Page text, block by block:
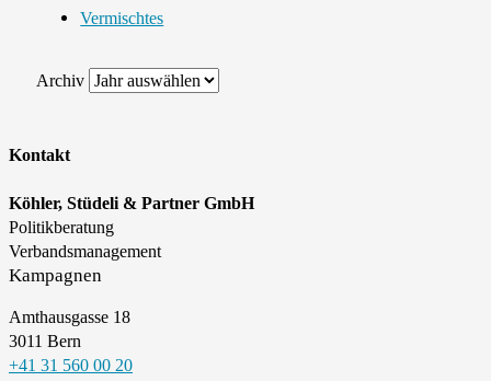
Vermischtes
Archiv
Kontakt
Köhler, Stüdeli & Partner GmbH
Politikberatung
Verbandsmanagement
Kampagnen
Amthausgasse 18
3011 Bern
+41 31 560 00 20